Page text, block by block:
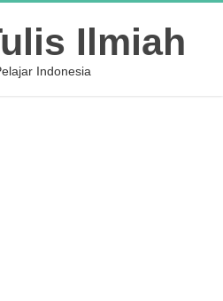
Ilmiah
Indonesia